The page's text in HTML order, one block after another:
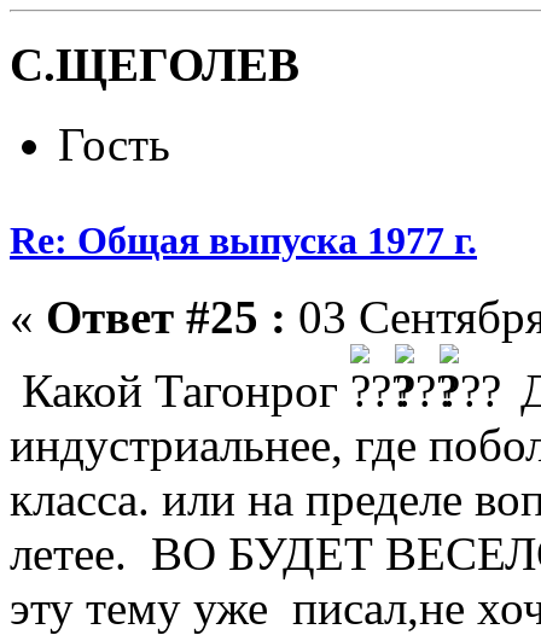
С.ЩЕГОЛЕВ
Гость
Re: Общая выпуска 1977 г.
« Ответ #25 : 03
Какой Тагонрог
индустриальнее, где
класса. или на пределе
летее. ВО БУДЕТ
эту тему уже писал,не